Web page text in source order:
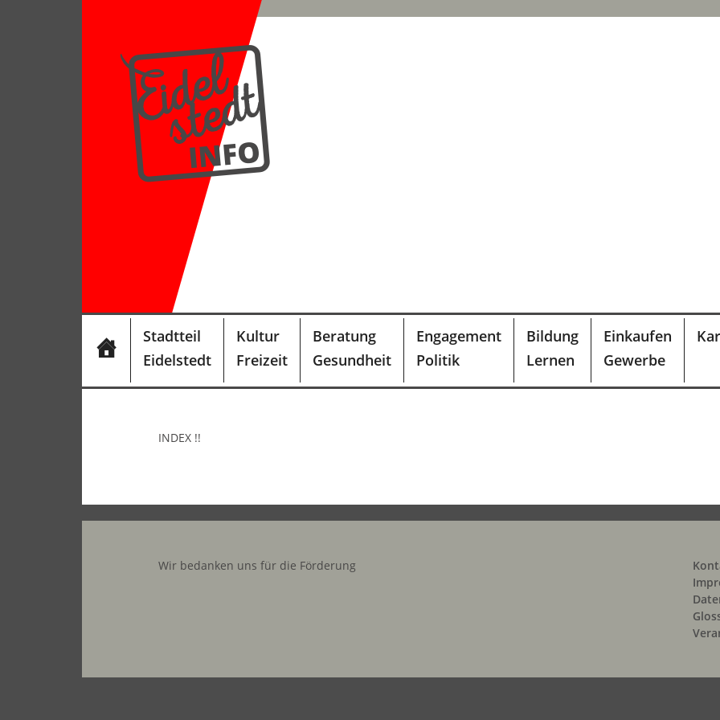
Stadtteil
Eidelstedt
Kultur
Freizeit
Beratung
Gesundheit
Engagement
Politik
Bildung
Lernen
Einkaufen
Gewerbe
INDEX !!
Wir bedanken uns für die Förderung